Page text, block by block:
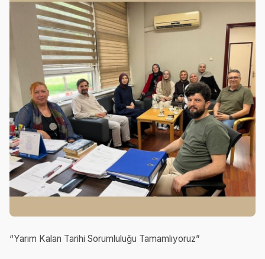
“Yarım Kalan Tarihi Sorumluluğu Tamamlıyoruz”